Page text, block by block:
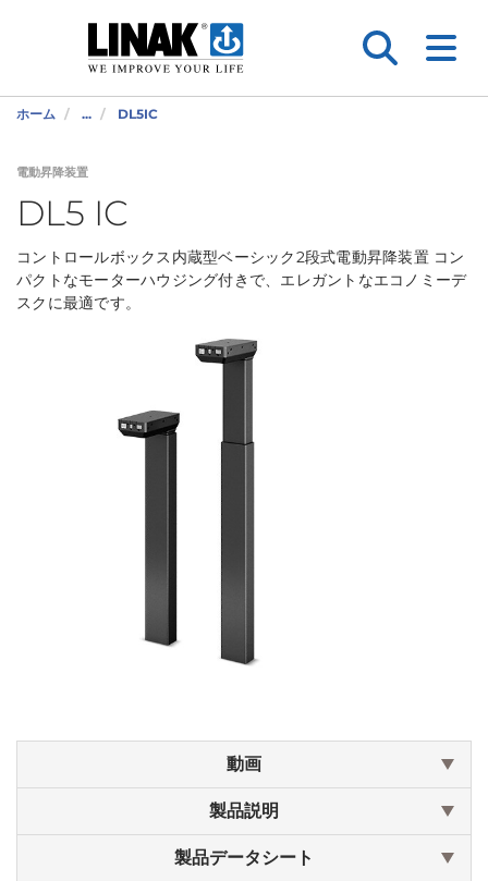
ホーム ... DL5IC
電動昇降装置
DL5 IC
コントロールボックス内蔵型ベーシック2段式電動昇降装置 コン
パクトなモーターハウジング付きで、エレガントなエコノミーデ
スクに最適です。
動画
製品説明
製品データシート